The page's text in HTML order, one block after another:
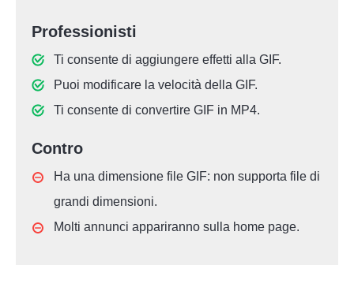
Professionisti
Ti consente di aggiungere effetti alla GIF.
Puoi modificare la velocità della GIF.
Ti consente di convertire GIF in MP4.
Contro
Ha una dimensione file GIF: non supporta file di
grandi dimensioni.
Molti annunci appariranno sulla home page.